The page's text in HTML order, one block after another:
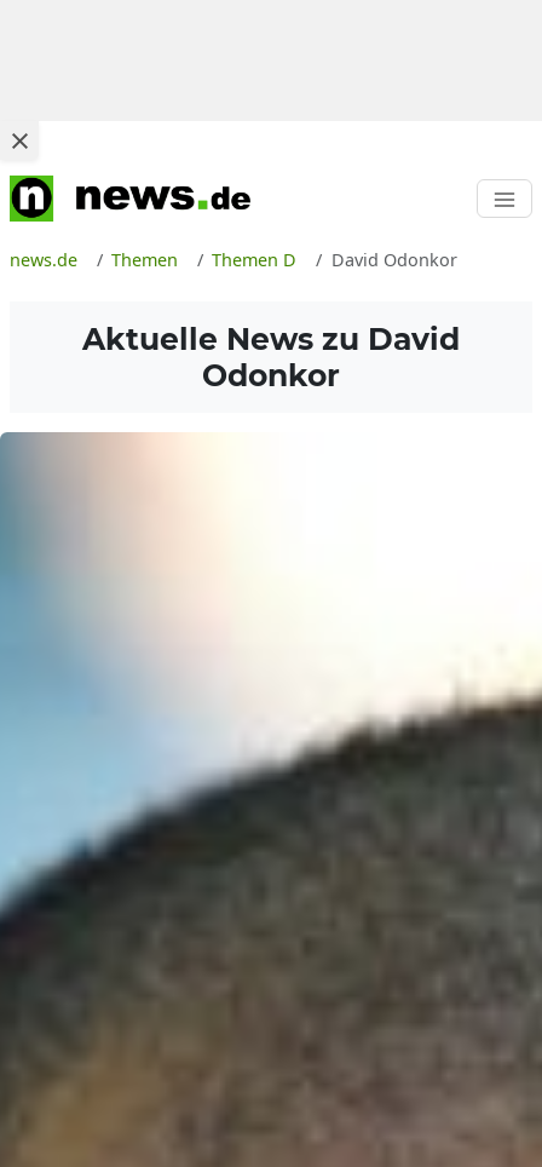
news.de Themen Themen D David Odonkor
Aktuelle News zu David
Odonkor